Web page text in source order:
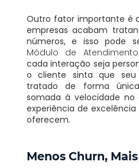
Outro fator importante é
empresas acabam
números, e isso pode
Módulo de
cada interação seja
o cliente sinta que seu
tratado de forma
somada à velocidade
experiência de
oferecem.
Menos Churn,